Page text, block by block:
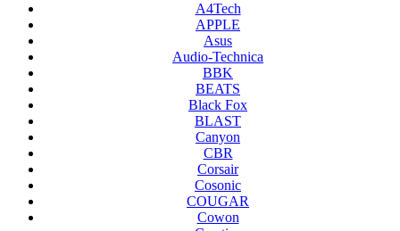
A4Tech
APPLE
Asus
Audio-Technica
BBK
BEATS
Black Fox
BLAST
Canyon
CBR
Corsair
Cosonic
COUGAR
Cowon